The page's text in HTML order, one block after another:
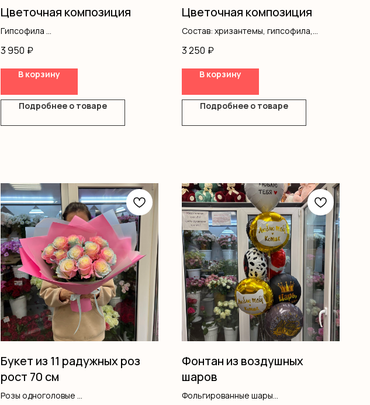
Цветочная композиция
Гипсофила
Коробка
3 950 ₽
В корзину
Подробнее о товаре
Цветочная композиция
Состав: хризантемы, гипсофила,
3 250 ₽
В корзину
Подробнее о товаре
Букет из 11 радужных роз
рост 70 см
Розы одноголовые
Фонтан из воздушных
шаров
Фольгированные шары